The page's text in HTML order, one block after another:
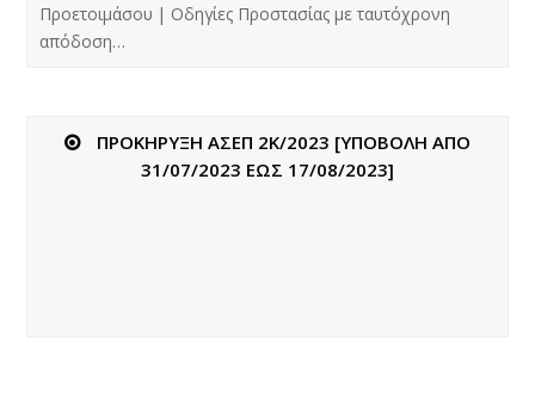
Προετοιμάσου | Οδηγίες Προστασίας με ταυτόχρονη
απόδοση…
ΠΡΟΚΗΡΥΞΗ ΑΣΕΠ 2K/2023 [ΥΠΟΒΟΛΗ ΑΠΟ
31/07/2023 ΕΩΣ 17/08/2023]